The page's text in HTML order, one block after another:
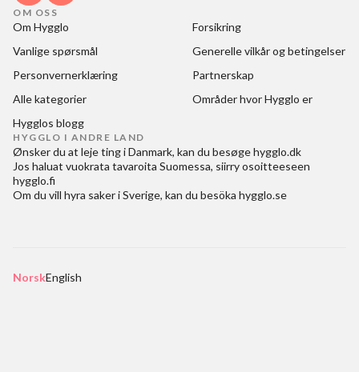
OM OSS
Om Hygglo
Forsikring
Vanlige spørsmål
Generelle vilkår og betingelser
Personvernerklæring
Partnerskap
Alle kategorier
Områder hvor Hygglo er
Hygglos blogg
HYGGLO I ANDRE LAND
Ønsker du at leje ting i Danmark, kan du besøgehygglo.dk
Jos haluat vuokrata tavaroita Suomessa, siirry osoitteeseen
hygglo.fi
Om du vill hyra saker i Sverige, kan du besöka hygglo.se
NorskEnglish